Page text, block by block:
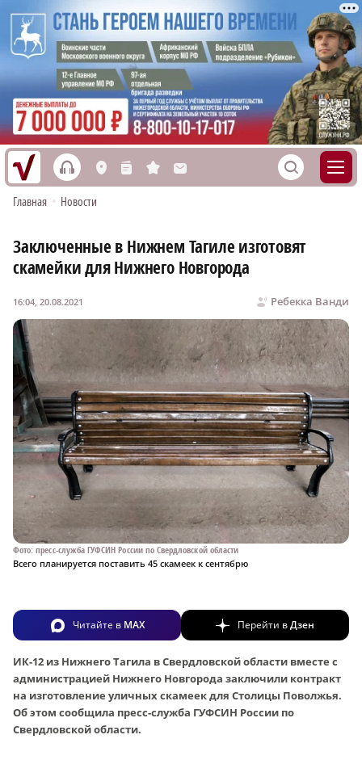
h L n s M S
Главная • Новости
Заключенные в Нижнем Тагиле изготовят
скамейки для Нижнего Новгорода
Ребекка Ванди
16:04, 20.08.2021
Фото: пресс-служба ГУФСИН России по Свердловской области
Всего планируется поставить 45 скамеек к сентябрю
Читайте в MAX Перейти вДзен
ИК-12 из Нижнего Тагила в Свердловской области вместе с
администрацией Нижнего Новгорода заключили контракт
на изготовление уличных скамеек для Столицы Поволжья.
Об этом сообщила пресс-служба ГУФСИН России по
Свердловской области.